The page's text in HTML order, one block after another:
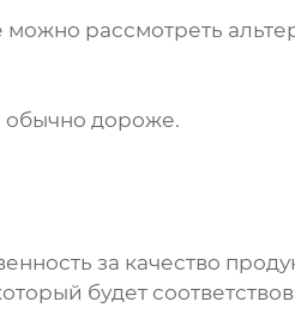
рассмотреть
обычно дороже.
за качество
будет